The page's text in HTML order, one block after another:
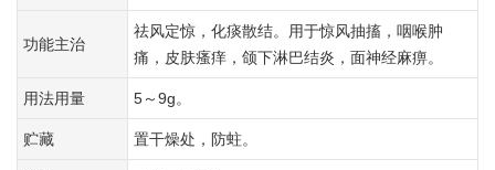
功能主治
祛风定惊，化痰散结。用于惊风抽搐，咽喉肿
痛，皮肤瘙痒，颌下淋巴结炎，面神经麻痹。
用法用量 5～9g。
贮藏 置干燥处，防蛀。